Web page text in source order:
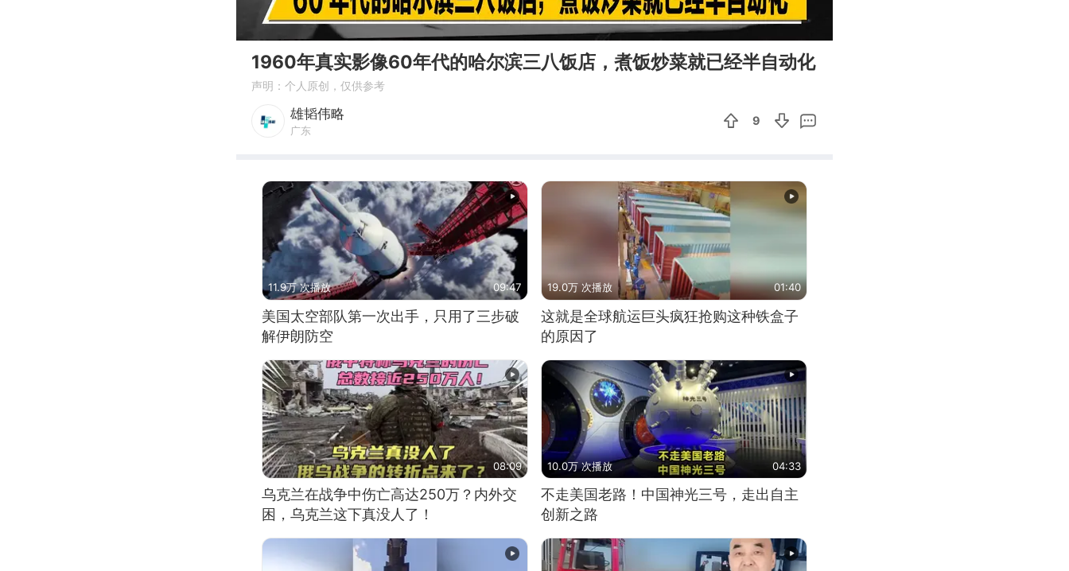
00:00 01:49
fullscreen
1960年真实影像60年代的哈尔滨三八饭店，煮饭炒菜就已经半自动化
声明：个人原创，仅供参考
雄韬伟略
广东
9
11.9万 次播放 09:47
美国太空部队第一次出手，只用了三步破
解伊朗防空
19.0万 次播放 01:40
这就是全球航运巨头疯狂抢购这种铁盒子
的原因了
08:09
乌克兰在战争中伤亡高达250万？内外交
困，乌克兰这下真没人了！
10.0万 次播放 04:33
不走美国老路！中国神光三号，走出自主
创新之路